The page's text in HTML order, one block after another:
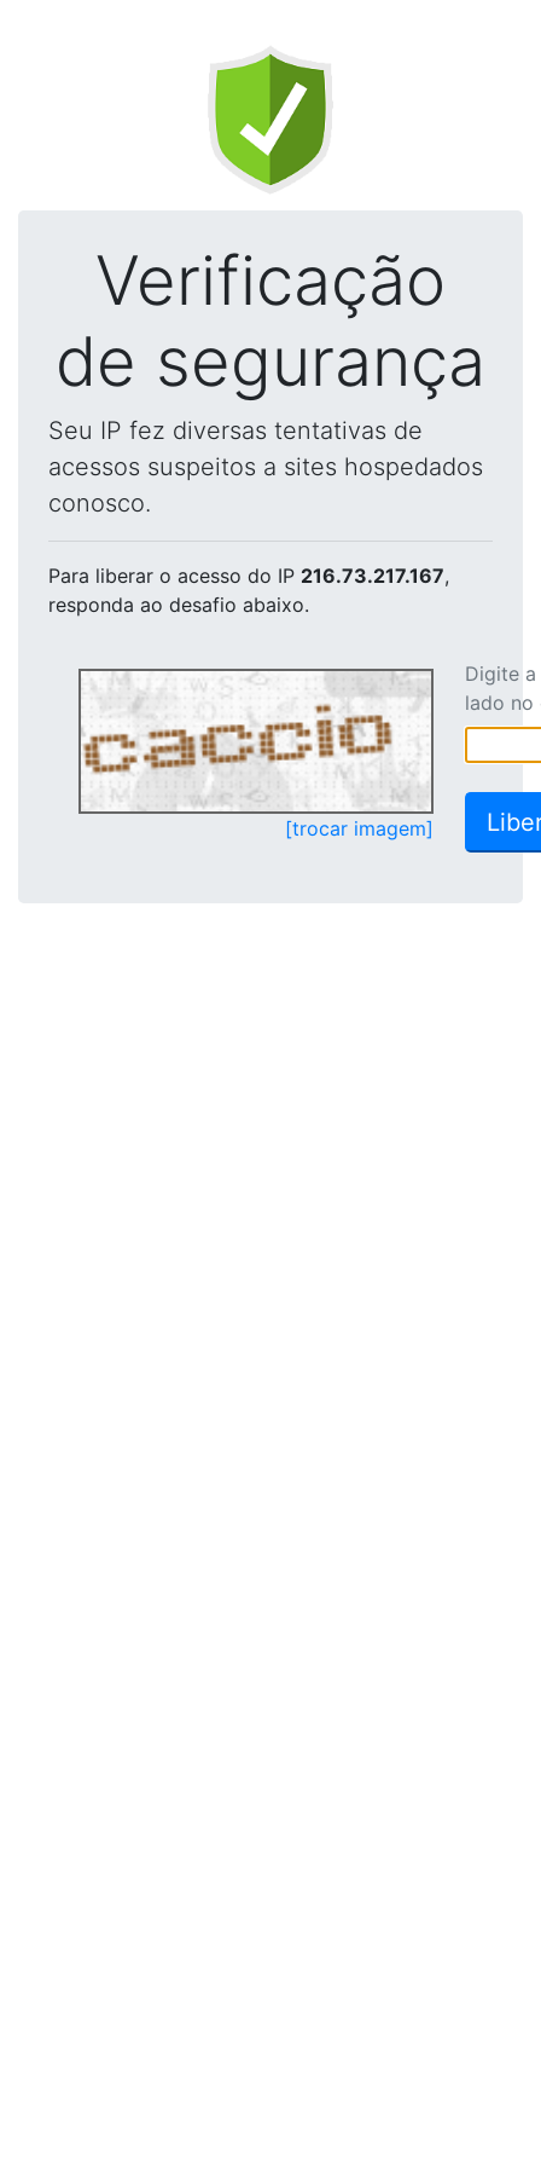
Verificação
de segurança
Seu IP fez diversas tentativas de
acessos suspeitos a sites hospedados
conosco.
Para liberar o acesso do IP 216.73.217.167,
responda ao desafio abaixo.
[trocar imagem]
Digite
lado no